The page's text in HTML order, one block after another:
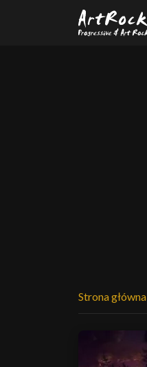
Przejdź do treści głównej
Strona główna